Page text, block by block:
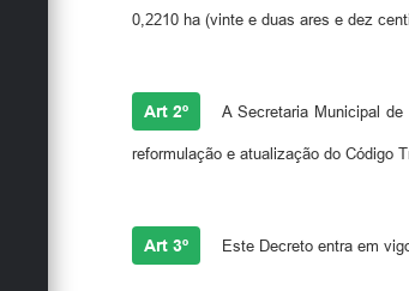
0,2210 ha (vinte e duas ares e dez
Art 2º A Secretaria Municipal
reformulação e atualização do Código
Art 3º Este Decreto entra em